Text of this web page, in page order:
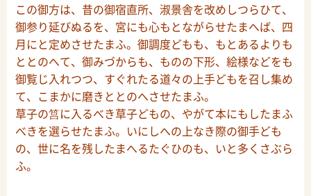
この御方は、昔の御宿直所、淑景舎を改めしつらひて、
御参り延びぬるを、宮にも心もとながらせたまへば、四
月にと定めさせたまふ。御調度どもも、もとあるよりも
ととのへて、御みづからも、ものの下形、絵様などをも
御覧じ入れつつ、すぐれたる道々の上手どもを召し集め
て、こまかに磨きととのへさせたまふ。
草子の筥に入るべき草子どもの、やがて本にもしたまふ
べきを選らせたまふ。いにしへの上なき際の御手ども
の、世に名を残したまへるたぐひのも、いと多くさぶら
ふ。